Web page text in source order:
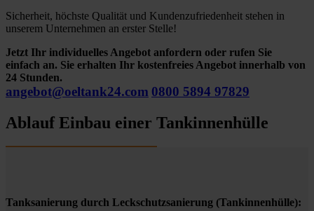
Sicherheit, höchste Qualität und Kundenzufriedenheit stehen in
unserem Unternehmen an erster Stelle!
Jetzt Ihr individuelles Angebot anfordern oder rufen Sie
einfach an. Sie erhalten Ihr kostenfreies Angebot innerhalb von
24 Stunden.
angebot@oeltank24.com 0800 5894 97829
Ablauf Einbau einer Tankinnenhülle
Tanksanierung durch Leckschutzsanierung (Tankinnenhülle):